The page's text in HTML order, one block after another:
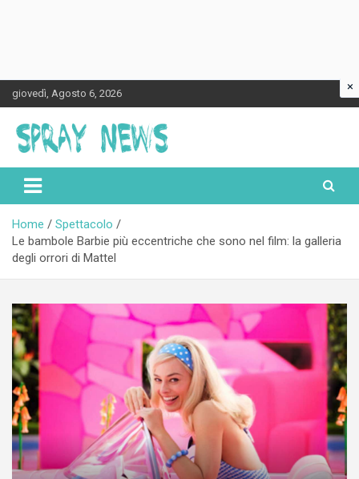
Skip
to
content
giovedì, Agosto 6, 2026
Spraynews.it
Home
Spettacolo
Le bambole Barbie più eccentriche che sono nel film: la galleria
degli orrori di Mattel
×